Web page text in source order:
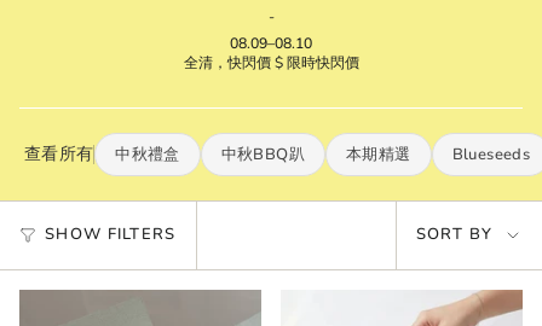
-
08.09–08.10
全清，快閃價 $ 限時快閃價
查看所有 中秋禮盒 中秋BBQ趴 本期精選 Blueseeds
SHOW FILTERS SORT BY